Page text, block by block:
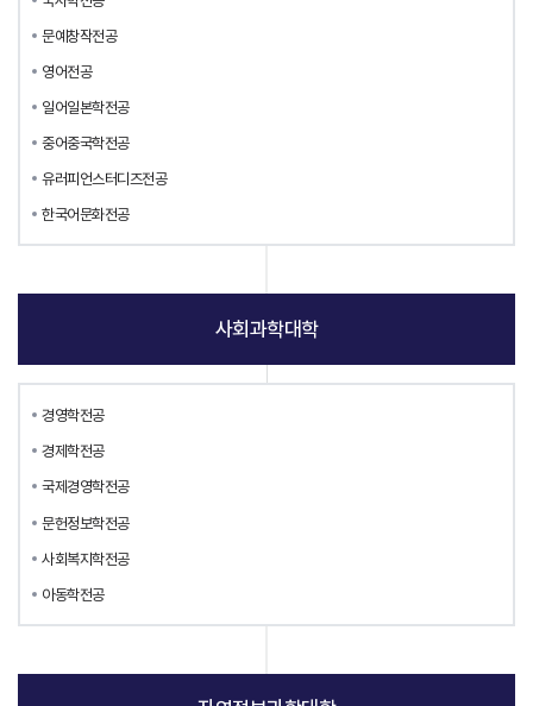
문예창작전공
영어전공
일어일본학전공
중어중국학전공
유러피언스터디즈전공
한국어문화전공
사회과학대학
경영학전공
경제학전공
국제경영학전공
문헌정보학전공
사회복지학전공
아동학전공